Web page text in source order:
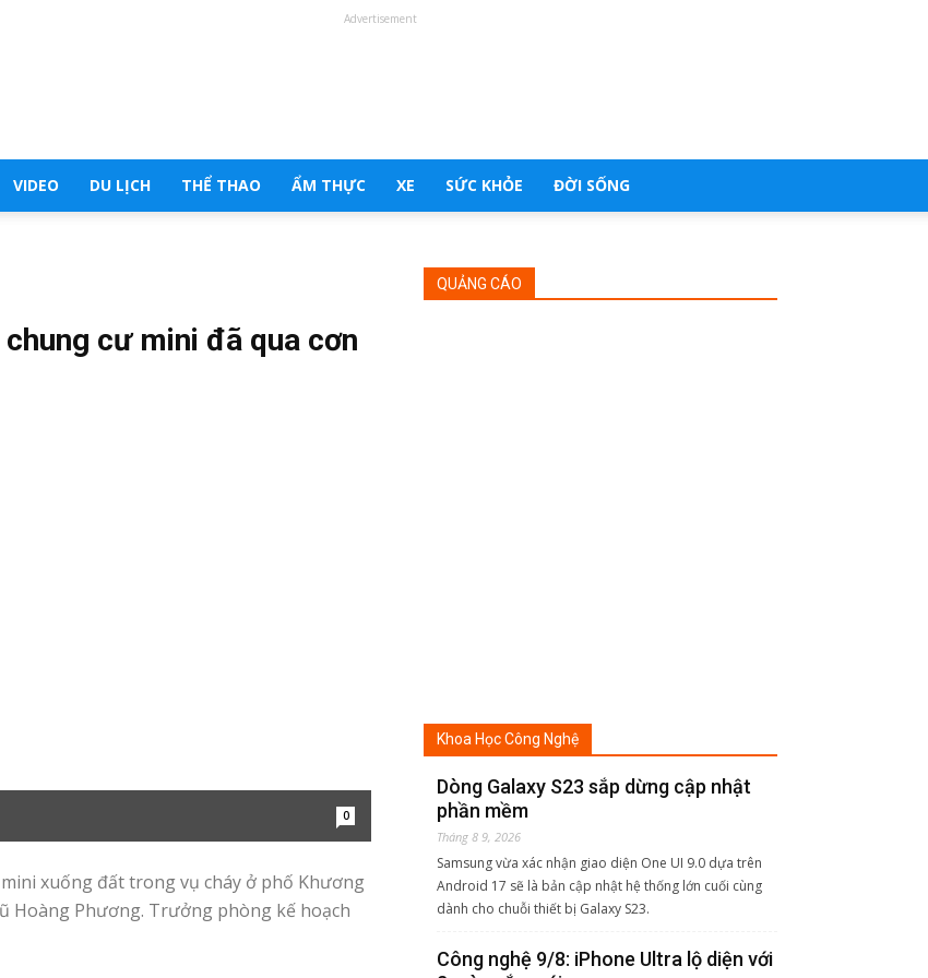
Advertisement
VIDEO DU LỊCH THỂ THAO ẨM THỰC XE SỨC KHỎE ĐỜI SỐNG
cư mini đã qua cơn
0
xuống đất trong vụ cháy ở phố Khương
Hoàng Phương. Trưởng phòng kế hoạch
QUẢNG CÁO
Khoa Học Công Nghệ
Dòng Galaxy S23 sắp dừng cập nhật
phần mềm
Tháng 8 9, 2026
Samsung vừa xác nhận giao diện One UI 9.0 dựa trên
Android 17 sẽ là bản cập nhật hệ thống lớn cuối cùng
dành cho chuỗi thiết bị Galaxy S23.
Công nghệ 9/8: iPhone Ultra lộ diện với